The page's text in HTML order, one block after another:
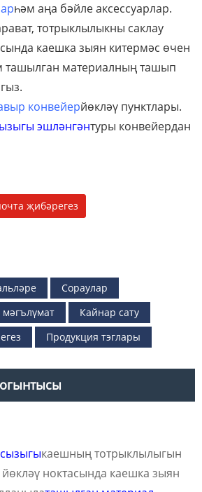
һәм аңа бәйле аксессуарлар.
тотрыклылыкны саклау
каешка зыян китермәс өчен
ташылган материалның ташып
конвейерйөкләү пунктлары.
эшләнгәнтуры конвейердан
җибәрегез
Сораулар
Кайнар сату
Продукция тэглары
каешның тотрыклылыгын
ноктасында каешка зыян